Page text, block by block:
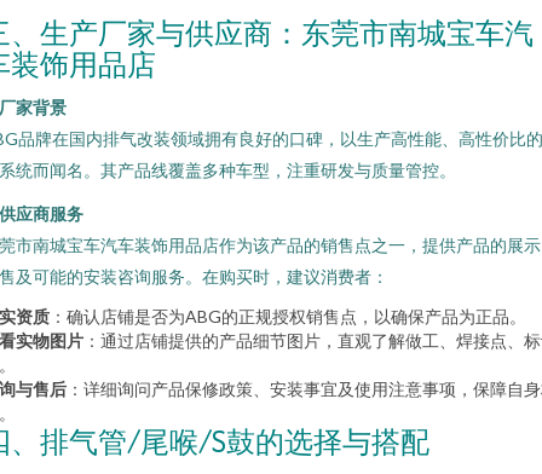
、生产厂家与供应商：东莞市南城宝车汽
装饰用品店
家背景
品牌在国内排气改装领域拥有良好的口碑，以生产高性能、高性价比
统而闻名。其产品线覆盖多种车型，注重研发与质量管控。
应商服务
市南城宝车汽车装饰用品店作为该产品的销售点之一，提供产品的展
及可能的安装咨询服务。在购买时，建议消费者：
资质 ：确认店铺是否为ABG的正规授权销售点，以确保产品为正品。
实物图片 ：通过店铺提供的产品细节图片，直观了解做工、焊接点、
与售后 ：详细询问产品保修政策、安装事宜及使用注意事项，保障自
、排气管/尾喉/S鼓的选择与搭配